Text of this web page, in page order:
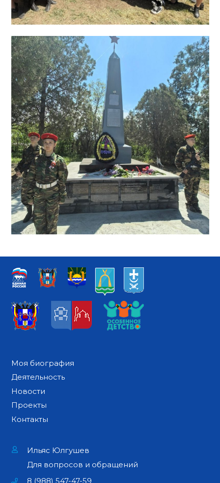
Моя биография
Деятельность
Новости
Проекты
Контакты
Ильяс Юлгушев
Для вопросов и обращений
8 (988) 547-47-59